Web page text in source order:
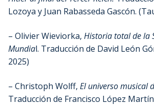
Lozoya y Juan Rabasseda Gascón.
– Olivier Wieviorka, Historia total de la
Mundial. Traducción de David León
2025)
– Christoph Wolff, El universo musical
Traducción de Francisco López